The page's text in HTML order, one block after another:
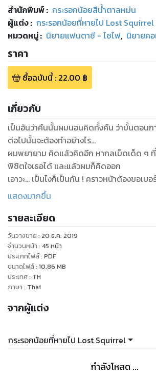
สำนักพิมพ์: กระรอกน้อยสีน้ำตาลหม่น
ผู้แต่ง : กระรอกน้อยที่หายไป Lost Squirrel
หมวดหมู่: นิยายแฟนตาซี - ไซไฟ, นิยายค
ราคา
ซื้อฉบับนี้: 22.00 ฿
เกี่ยวกับ
เป็นอันว่าคืนนั้นผมนอนคิดทั้งคืน ว่าขั้นตอนก
ต่อไปนั้นจะต้องทำอย่างไร...
ผมพยายาม คิดแล้วคิดอีก หากลเม็ดเด็ด ๆ
พิชิตใจเธอได้ และแล้วผมก็คิดออก
เอาวะ... เป็นไงก็เป็นกัน ! คราวหน้าต้องขอเ
เกียรติของลูกเสือวิสามัญ
แสดงมากขึ้น
รายละเอียด
วันวางขาย : 20 ธ.ค. 2019
จำนวนหน้า : 45 หน้า
ประเภทไฟล์: PDF
ขนาดไฟล์: 10.86 MB
ประเทศ: TH
ภาษา : Thai
จากผู้แต่ง
กระรอกน้อยที่หายไป Lost Squirrel
กำลังโหลด ...